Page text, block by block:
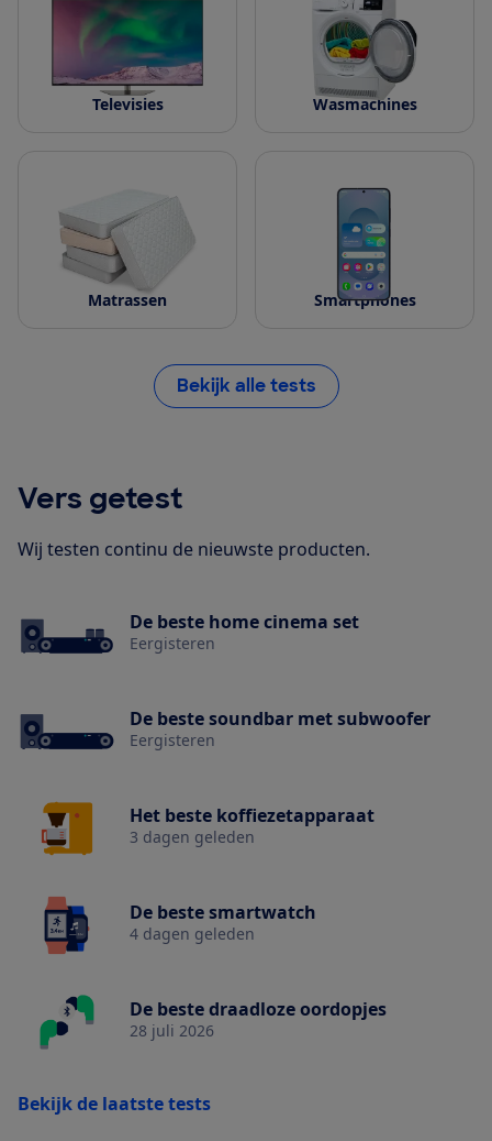
Televisies Wasmachines
Matrassen Smartphones
Bekijk alle tests
Vers getest
Wij testen continu de nieuwste producten.
De beste home cinema set
Eergisteren
De beste soundbar met subwoofer
Eergisteren
Het beste koffiezetapparaat
3 dagen geleden
De beste smartwatch
4 dagen geleden
De beste draadloze oordopjes
28 juli 2026
Bekijk de laatste tests